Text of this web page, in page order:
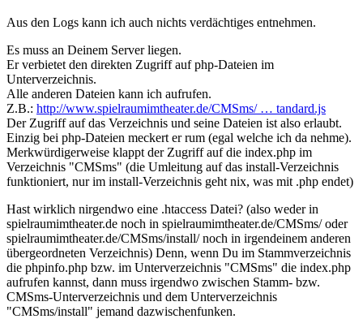
Aus den Logs kann ich auch nichts verdächtiges entnehmen.
Es muss an Deinem Server liegen.
Er verbietet den direkten Zugriff auf php-Dateien im
Unterverzeichnis.
Alle anderen Dateien kann ich aufrufen.
Z.B.: http://www.spielraumimtheater.de/CMSms/ … tandard.js
Der Zugriff auf das Verzeichnis und seine Dateien ist also erlaubt.
Einzig bei php-Dateien meckert er rum (egal welche ich da nehme).
Merkwürdigerweise klappt der Zugriff auf die index.php im
Verzeichnis "CMSms" (die Umleitung auf das install-Verzeichnis
funktioniert, nur im install-Verzeichnis geht nix, was mit .php endet)
Hast wirklich nirgendwo eine .htaccess Datei? (also weder in
spielraumimtheater.de noch in spielraumimtheater.de/CMSms/ oder
spielraumimtheater.de/CMSms/install/ noch in irgendeinem anderen
übergeordneten Verzeichnis) Denn, wenn Du im Stammverzeichnis
die phpinfo.php bzw. im Unterverzeichnis "CMSms" die index.php
aufrufen kannst, dann muss irgendwo zwischen Stamm- bzw.
CMSms-Unterverzeichnis und dem Unterverzeichnis
"CMSms/install" jemand dazwischenfunken.